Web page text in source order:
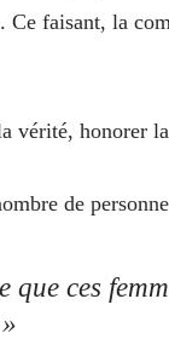
faisant, la
vérité, honorer
de
ces